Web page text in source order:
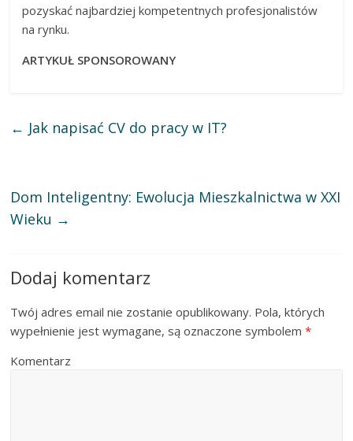
pozyskać najbardziej kompetentnych profesjonalistów
na rynku.
ARTYKUŁ SPONSOROWANY
← Jak napisać CV do pracy w IT?
Dom Inteligentny: Ewolucja Mieszkalnictwa w XXI
Wieku →
Dodaj komentarz
Twój adres email nie zostanie opublikowany. Pola, których
wypełnienie jest wymagane, są oznaczone symbolem*
Komentarz